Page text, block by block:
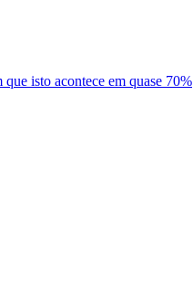
isto acontece em quase 70%